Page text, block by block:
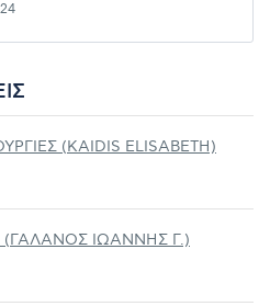
(KAIDIS ELISABETH)
(ΓΑΛΑΝΟΣ ΙΩΑΝΝΗΣ Γ.)